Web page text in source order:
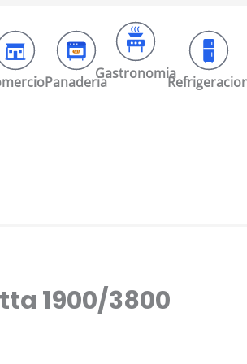
Gastronomia
Panaderia
1900/3800